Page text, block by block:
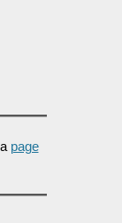
page